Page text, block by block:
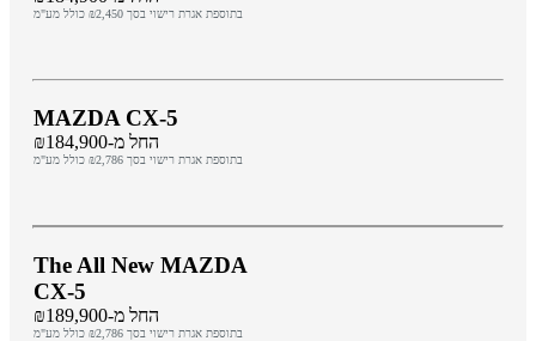
בתוספת אגרת רישוי בסך ₪2,450 כולל מע"מ
MAZDA CX-5
החל מ-₪184,900
בתוספת אגרת רישוי בסך ₪2,786 כולל מע"מ
The All New MAZDA
CX-5
החל מ-₪189,900
בתוספת אגרת רישוי בסך ₪2,786 כולל מע"מ